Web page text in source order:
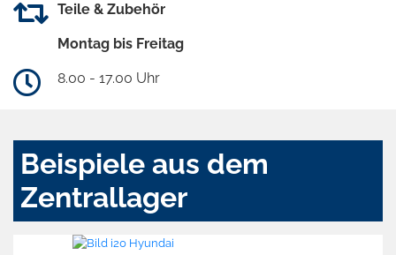
Teile & Zubehör
Montag bis Freitag
8.00 - 17.00 Uhr
Beispiele aus dem
Zentrallager